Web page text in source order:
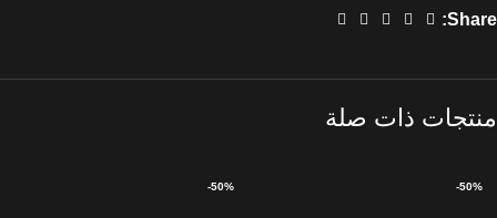
Share:
منتجات ذات صلة
-50%
-50%